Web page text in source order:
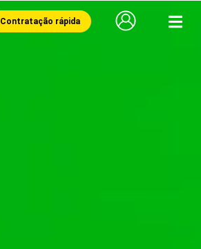
Contratação rápida